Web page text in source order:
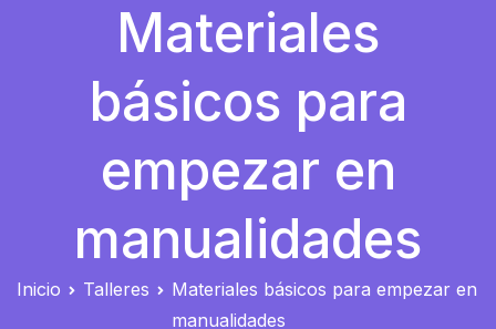
Cursos y talleres de formación
Materiales
básicos para
empezar en
manualidades
Inicio Talleres
Materiales básicos para empezar en
manualidades